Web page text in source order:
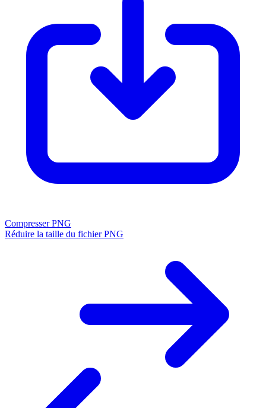
Compresser PNG
Réduire la taille du fichier PNG